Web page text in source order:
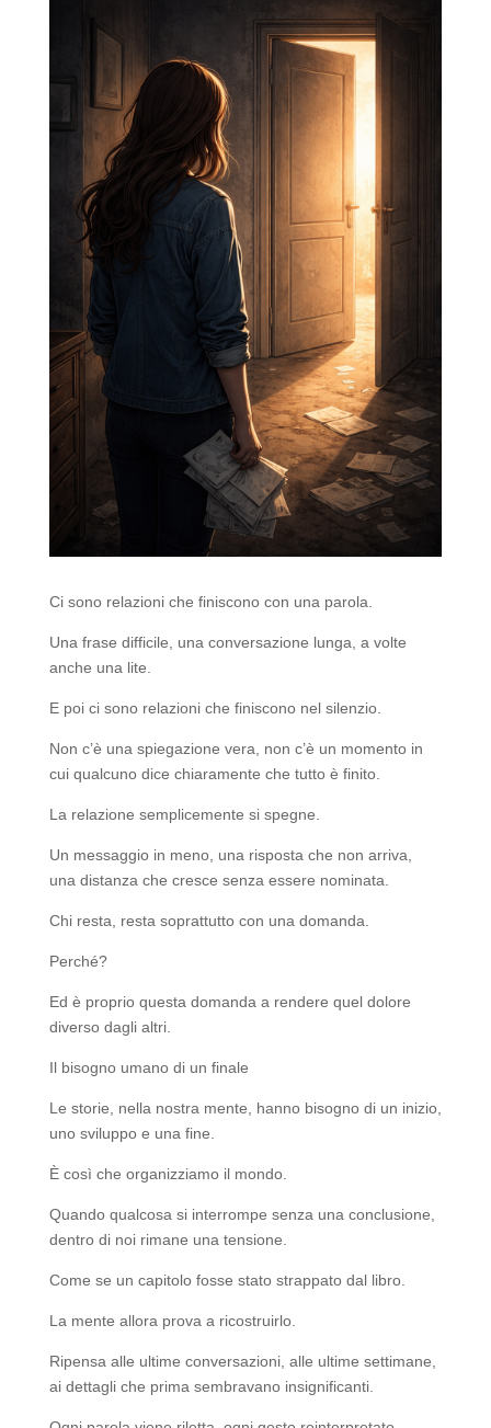
Ci sono relazioni che finiscono con una parola.
Una frase difficile, una conversazione lunga, a volte
anche una lite.
E poi ci sono relazioni che finiscono nel silenzio.
Non c’è una spiegazione vera, non c’è un momento in
cui qualcuno dice chiaramente che tutto è finito.
La relazione semplicemente si spegne.
Un messaggio in meno, una risposta che non arriva,
una distanza che cresce senza essere nominata.
Chi resta, resta soprattutto con una domanda.
Perché?
Ed è proprio questa domanda a rendere quel dolore
diverso dagli altri.
Il bisogno umano di un finale
Le storie, nella nostra mente, hanno bisogno di un inizio,
uno sviluppo e una fine.
È così che organizziamo il mondo.
Quando qualcosa si interrompe senza una conclusione,
dentro di noi rimane una tensione.
Come se un capitolo fosse stato strappato dal libro.
La mente allora prova a ricostruirlo.
Ripensa alle ultime conversazioni, alle ultime settimane,
ai dettagli che prima sembravano insignificanti.